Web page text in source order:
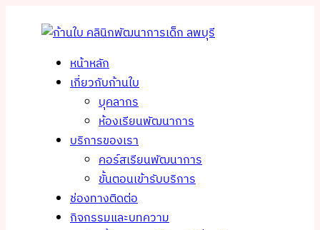
หน้าหลัก
เกี่ยวกับก้านใบ
บุคลากร
ห้องเรียนพัฒนาการ
บริการของเรา
คอร์สเรียนพัฒนาการ
ขั้นตอนเข้ารับบริการ
ช่องทางติดต่อ
กิจกรรมและบทความ